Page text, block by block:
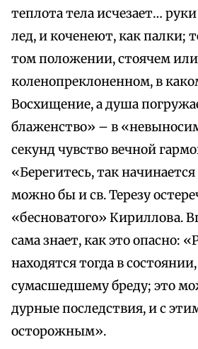
теплота тела исчезает…
лед, и коченеют, как палки;
том положении, стоячем или
коленопреклоненном, в
Восхищение, а душа
блаженство» – в
секунд чувство вечной
«Берегитесь, так
можно бы и св. Терезу
«бесноватого» Кириллова.
сама знает, как это опасно:
находятся тогда в
сумасшедшему бреду; это
дурные последствия, и с
осторожным».